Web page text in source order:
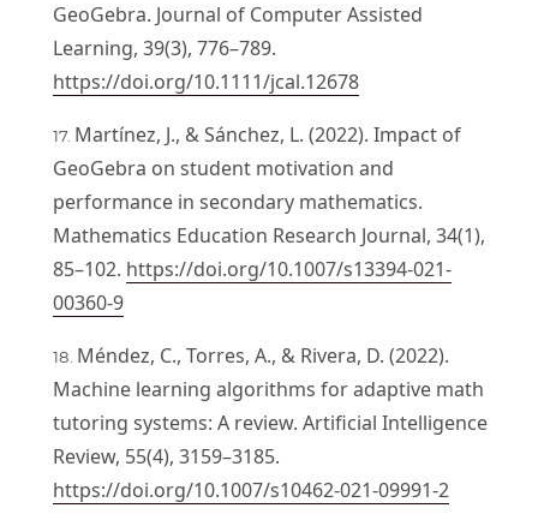
GeoGebra. Journal of Computer Assisted
Learning, 39(3), 776–789.
https://doi.org/10.1111/jcal.12678
Martínez, J., & Sánchez, L. (2022). Impact of
GeoGebra on student motivation and
performance in secondary mathematics.
Mathematics Education Research Journal, 34(1),
85–102. https://doi.org/10.1007/s13394-021-
00360-9
Méndez, C., Torres, A., & Rivera, D. (2022).
Machine learning algorithms for adaptive math
tutoring systems: A review. Artificial Intelligence
Review, 55(4), 3159–3185.
https://doi.org/10.1007/s10462-021-09991-2